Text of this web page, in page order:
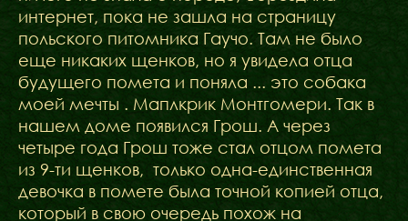
интернет, пока не зашла на страницу
польского питомника Гаучо. Там не было
еще никаких щенков, но я увидела отца
будущего помета и поняла ... это собака
моей мечты . Маплкрик Монтгомери. Так в
нашем доме появился Грош. А через
четыре года Грош тоже стал отцом помета
из 9-ти щенков, только одна-единственная
девочка в помете была точной копией отца,
который в свою очередь похож на